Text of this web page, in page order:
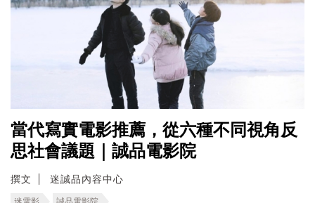
當代寫實電影推薦，從六種不同視角反
思社會議題｜誠品電影院
撰文 迷誠品內容中心